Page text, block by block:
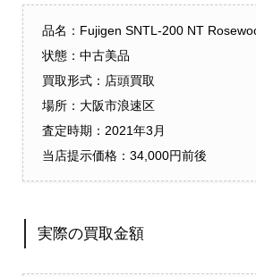
品名：Fujigen SNTL-200 NT
状態：中古美品
買取形式：店頭買取
場所：大阪市浪速区
査定時期：2021年3月
当店提示価格：34,000円前後
実際の買取金額